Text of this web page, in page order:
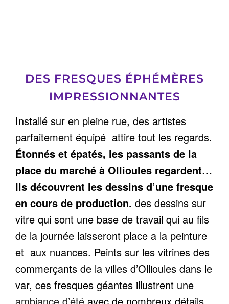
DES FRESQUES ÉPHÉMÈRES
IMPRESSIONNANTES
Installé sur en pleine rue, des artistes
parfaitement équipé attire tout les regards.
Étonnés et épatés, les passants de la
place du marché à Ollioules regardent…
Ils découvrent les dessins d’une fresque
en cours de production. des dessins sur
vitre qui sont une base de travail qui au fils
de la journée laisseront place a la peinture
et aux nuances. Peints sur les vitrines des
commerçants de la villes d’Ollioules dans le
var, ces fresques géantes illustrent une